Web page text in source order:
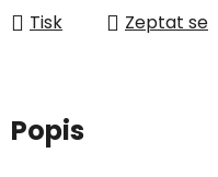
Tisk Zeptat se
Popis